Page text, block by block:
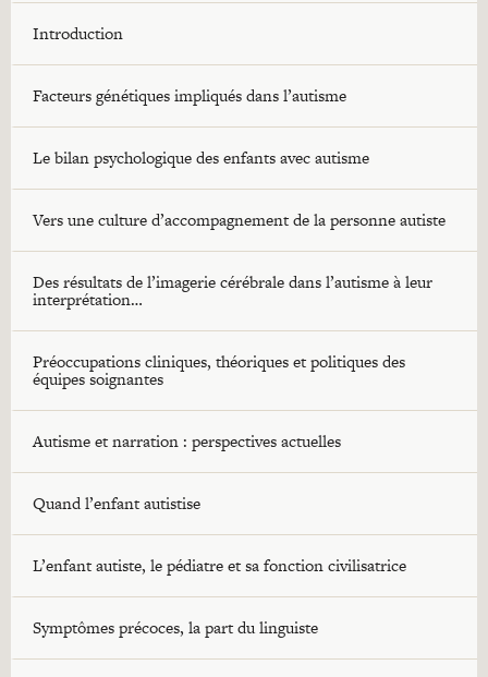
Introduction
Facteurs génétiques impliqués dans l’autisme
Le bilan psychologique des enfants avec autisme
Vers une culture d’accompagnement de la personne autiste
Des résultats de l’imagerie cérébrale dans l’autisme à leur
interprétation…
Préoccupations cliniques, théoriques et politiques des
équipes soignantes
Autisme et narration : perspectives actuelles
Quand l’enfant autistise
L’enfant autiste, le pédiatre et sa fonction civilisatrice
Symptômes précoces, la part du linguiste